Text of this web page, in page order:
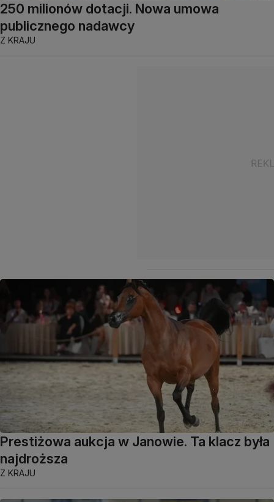
250 milionów dotacji. Nowa umowa
publicznego nadawcy
Z KRAJU
Prestiżowa aukcja w Janowie. Ta klacz była
najdroższa
Z KRAJU